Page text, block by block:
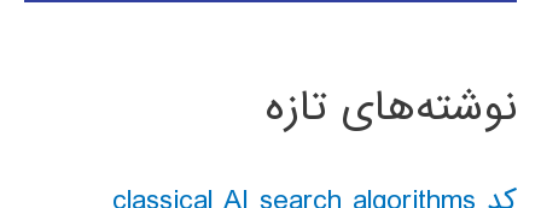
نوشته‌های تازه